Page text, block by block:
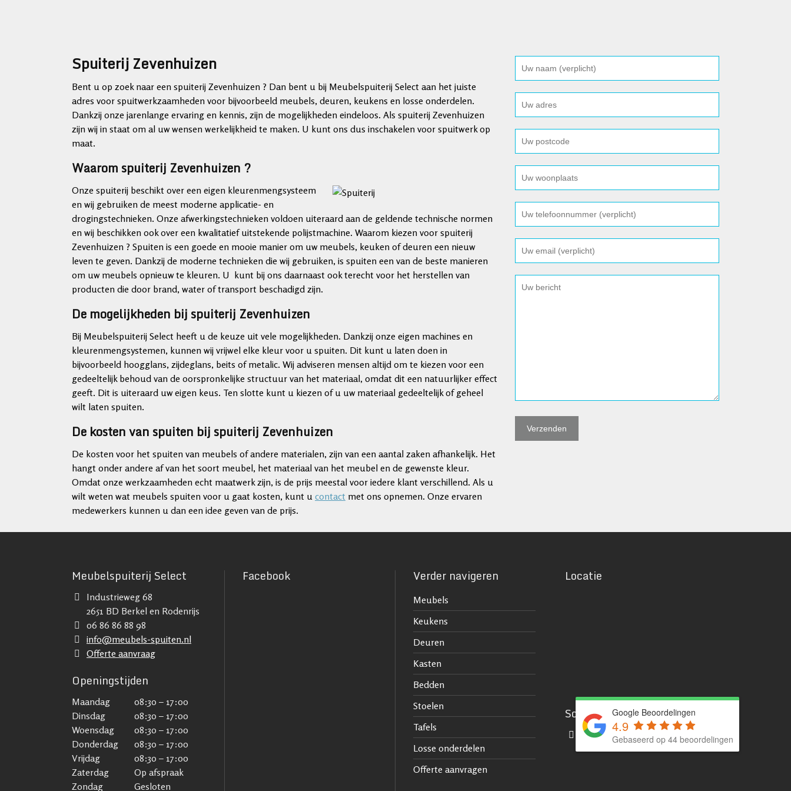
Spuiterij Zevenhuizen
Bent u op zoek naar een spuiterij Zevenhuizen ? Dan bent u bij Meubelspuiterij Select aan het juiste
adres voor spuitwerkzaamheden voor bijvoorbeeld meubels, deuren, keukens en losse onderdelen.
Dankzij onze jarenlange ervaring en kennis, zijn de mogelijkheden eindeloos. Als spuiterij Zevenhuizen
zijn wij in staat om al uw wensen werkelijkheid te maken. U kunt ons dus inschakelen voor spuitwerk op
maat.
Waarom spuiterij Zevenhuizen ?
Onze spuiterij beschikt over een eigen kleurenmengsysteem
en wij gebruiken de meest moderne applicatie- en
drogingstechnieken. Onze afwerkingstechnieken voldoen uiteraard aan de geldende technische normen
en wij beschikken ook over een kwalitatief uitstekende polijstmachine. Waarom kiezen voor spuiterij
Zevenhuizen ? Spuiten is een goede en mooie manier om uw meubels, keuken of deuren een nieuw
leven te geven. Dankzij de moderne technieken die wij gebruiken, is spuiten een van de beste manieren
om uw meubels opnieuw te kleuren. U kunt bij ons daarnaast ook terecht voor het herstellen van
producten die door brand, water of transport beschadigd zijn.
De mogelijkheden bij spuiterij Zevenhuizen
Bij Meubelspuiterij Select heeft u de keuze uit vele mogelijkheden. Dankzij onze eigen machines en
kleurenmengsystemen, kunnen wij vrijwel elke kleur voor u spuiten. Dit kunt u laten doen in
bijvoorbeeld hoogglans, zijdeglans, beits of metalic. Wij adviseren mensen altijd om te kiezen voor een
gedeeltelijk behoud van de oorspronkelijke structuur van het materiaal, omdat dit een natuurlijker effect
geeft. Dit is uiteraard uw eigen keus. Ten slotte kunt u kiezen of u uw materiaal gedeeltelijk of geheel
wilt laten spuiten.
De kosten van spuiten bij spuiterij Zevenhuizen
De kosten voor het spuiten van meubels of andere materialen, zijn van een aantal zaken afhankelijk. Het
hangt onder andere af van het soort meubel, het materiaal van het meubel en de gewenste kleur.
Omdat onze werkzaamheden echt maatwerk zijn, is de prijs meestal voor iedere klant verschillend. Als u
wilt weten wat meubels spuiten voor u gaat kosten, kunt u contact met ons opnemen. Onze ervaren
medewerkers kunnen u dan een idee geven van de prijs.
Meubelspuiterij Select
Industrieweg 68
2651 BD Berkel en Rodenrijs
06 86 86 88 98
info@meubels-spuiten.nl
Offerte aanvraag
Openingstijden
Maandag
08:30 – 17:00
Dinsdag
08:30 – 17:00
Woensdag
08:30 – 17:00
Donderdag
08:30 – 17:00
Vrijdag
08:30 – 17:00
Zaterdag
Op afspraak
Zondag
Gesloten
Facebook Verder navigeren
Meubels
Keukens
Deuren
Kasten
Bedden
Stoelen
Tafels
Losse onderdelen
Offerte aanvragen
Locatie
Social mediaGoogle Beoordelingen
4.9
Gebaseerd op 44 beoordelingen